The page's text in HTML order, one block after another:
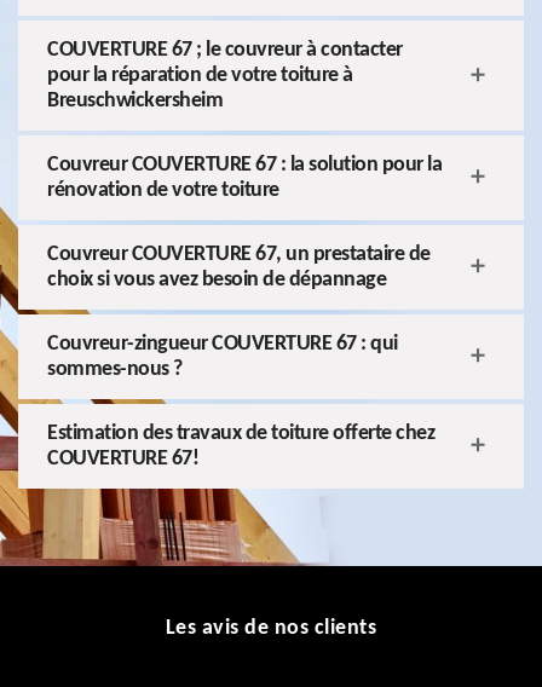
COUVERTURE 67 ; le couvreur à contacter
pour la réparation de votre toiture à
Breuschwickersheim
Couvreur COUVERTURE 67 : la solution pour la
rénovation de votre toiture
Couvreur COUVERTURE 67, un prestataire de
choix si vous avez besoin de dépannage
Couvreur-zingueur COUVERTURE 67 : qui
sommes-nous ?
Estimation des travaux de toiture offerte chez
COUVERTURE 67!
Les avis de nos clients